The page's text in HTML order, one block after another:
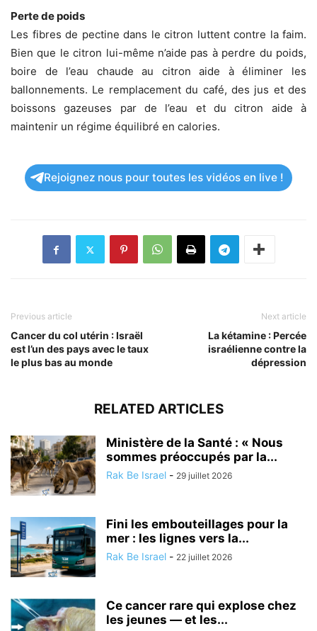
Perte de poids
Les fibres de pectine dans le citron luttent contre la faim.
Bien que le citron lui-même n’aide pas à perdre du poids,
boire de l’eau chaude au citron aide à éliminer les
ballonnements. Le remplacement du café, des jus et des
boissons gazeuses par de l’eau et du citron aide à
maintenir un régime équilibré en calories.
Rejoignez nous pour toutes les vidéos en live !
Previous article
Cancer du col utérin : Israël
est l’un des pays avec le taux
le plus bas au monde
Next article
La kétamine : Percée
israélienne contre la
dépression
RELATED ARTICLES
Ministère de la Santé : « Nous
sommes préoccupés par la...
Rak Be Israel - 29 juillet 2026
Fini les embouteillages pour la
mer : les lignes vers la...
Rak Be Israel - 22 juillet 2026
Ce cancer rare qui explose chez
les jeunes — et les...